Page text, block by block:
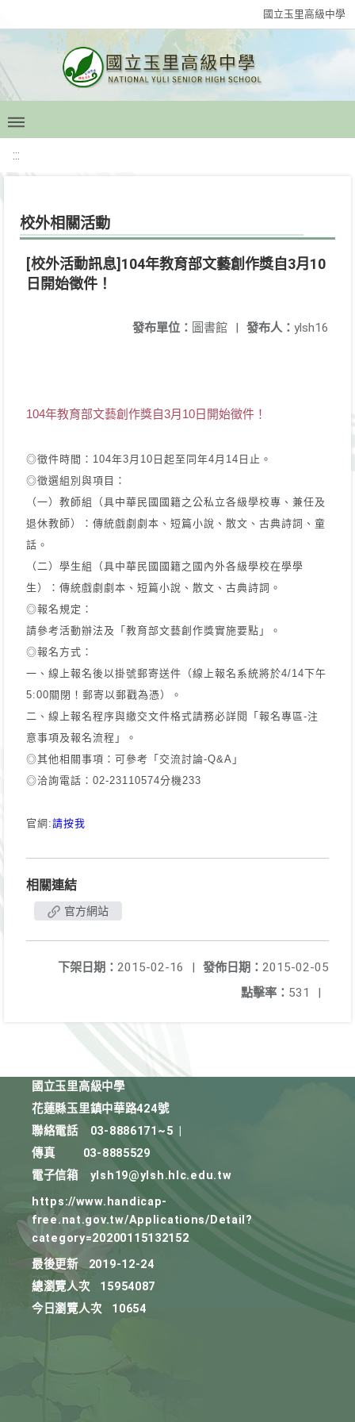
國立玉里高級中學
:::
校外相關活動
[校外活動訊息]104年教育部文藝創作獎自3月10
日開始徵件！
發布人： ylsh16
發布單位： 圖書館 |
104年教育部文藝創作獎自3月10日開始徵件！
◎徵件時間：104年3月10日起至同年4月14日止。
◎徵選組別與項目：
（一）教師組（具中華民國國籍之公私立各級學校專、兼任及
退休教師）：傳統戲劇劇本、短篇小說、散文、古典詩詞、童
話。
（二）學生組（具中華民國國籍之國內外各級學校在學學
生）：傳統戲劇劇本、短篇小說、散文、古典詩詞。
◎報名規定：
請參考活動辦法及「教育部文藝創作獎實施要點」。
◎報名方式：
一、線上報名後以掛號郵寄送件（線上報名系統將於4/14下午
5:00關閉！郵寄以郵戳為憑）。
二、線上報名程序與繳交文件格式請務必詳閱「報名專區-注
意事項及報名流程」。
◎其他相關事項：可參考「交流討論-Q&A」
◎洽詢電話：02-23110574分機233
官網:請按我
相關連結
官方網站
發佈日期： 2015-02-05
下架日期： 2015-02-16
|
點擊率： 531 |
國立玉里高級中學
花蓮縣玉里鎮中華路424號
聯絡電話
03-8886171~5
傳真
03-8885529
電子信箱
ylsh19@ylsh.hlc.edu.tw
https://www.handicap-
free.nat.gov.tw/Applications/Detail?
category=20200115132152
最後更新
2019-12-24
總瀏覽人次
15954087
今日瀏覽人次
10654